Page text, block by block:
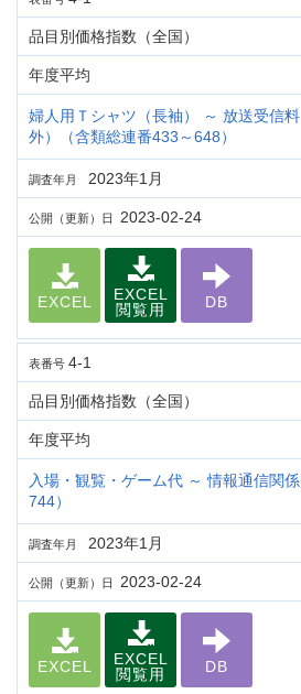
品目別価格指数（全国）
年度平均
婦人用Ｔシャツ（長袖） ～ 放送受信
外）（含類総連番433～648）
調査年月 2023年1月
公開（更新）日 2023-02-24
EXCEL
EXCEL
閲覧用
DB
表番号 4-1
品目別価格指数（全国）
年度平均
入場・観覧・ゲーム代 ～ 情報通信関
744）
調査年月 2023年1月
公開（更新）日 2023-02-24
EXCEL
EXCEL
閲覧用
DB